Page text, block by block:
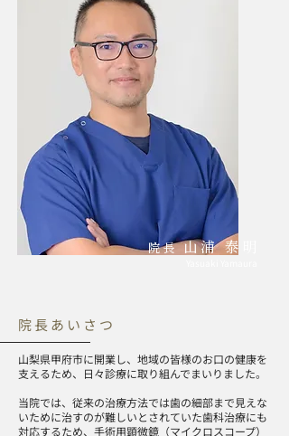
院長山浦 泰明
院長あいさつ
山梨県甲府市に開業し、地域の皆様のお口の健康を
支えるため、日々診療に取り組んでまいりました。
当院では、従来の治療方法では歯の細部まで見えな
いために治すのが難しいとされていた歯科治療にも
対応するため、手術用顕微鏡（マイクロスコープ）